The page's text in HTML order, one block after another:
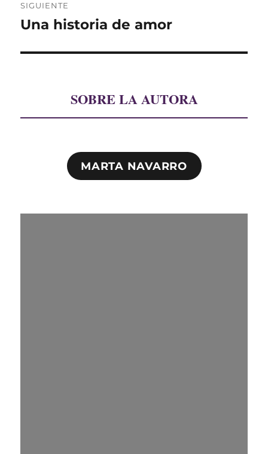
SIGUIENTE
Entrada
Una historia de amor
SOBRE LA AUTORA
MARTA NAVARRO